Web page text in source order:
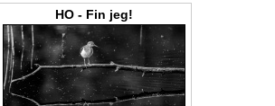
HO - Fin jeg!